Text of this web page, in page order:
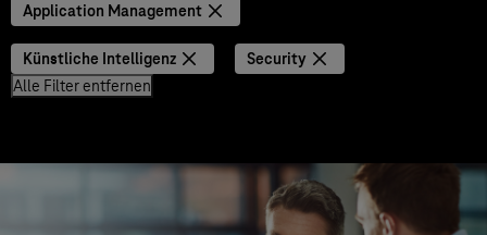
Application Management
Künstliche Intelligenz
Security
Alle Filter entfernen